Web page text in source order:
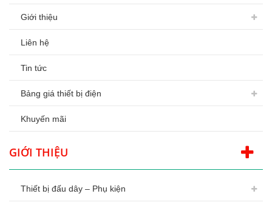
Giới thiệu
Liên hệ
Tin tức
Bảng giá thiết bị điện
Khuyến mãi
GIỚI THIỆU
Thiết bị đấu dây – Phụ kiện